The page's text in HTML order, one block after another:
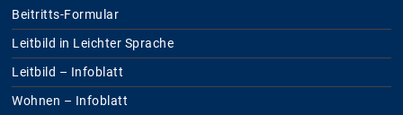
Beitritts-Formular
Leitbild in Leichter Sprache
Leitbild – Infoblatt
Wohnen – Infoblatt